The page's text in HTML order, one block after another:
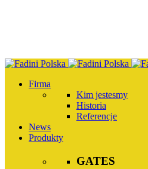
Firma
Kim jestesmy
Historia
Referencje
News
Produkty
GATES